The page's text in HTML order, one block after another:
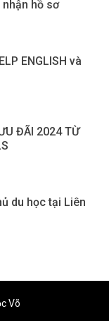
hồ sơ
ENGLISH và
ĐÃI 2024 TỪ
du học tại Liên
Võ